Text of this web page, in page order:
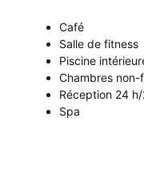
Café
Salle de fitness
Piscine
Chambres non-
Réception 24
Spa